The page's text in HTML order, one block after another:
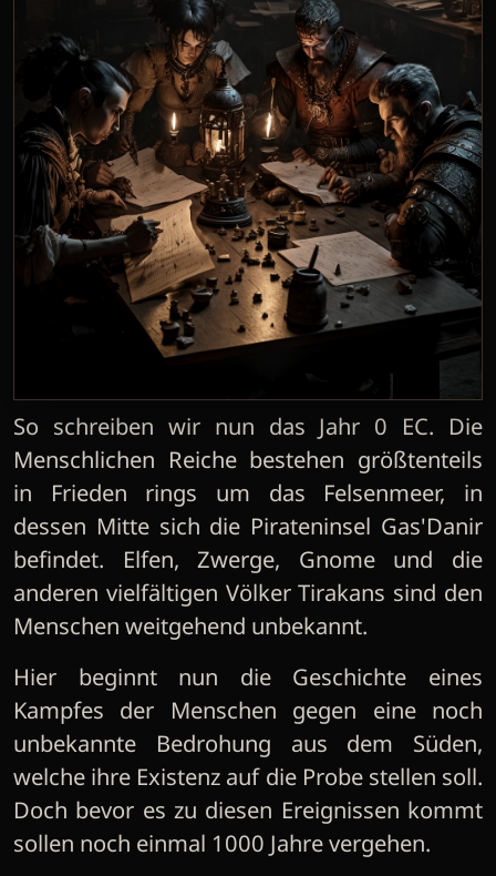
So schreiben wir nun das Jahr 0 EC. Die
Menschlichen Reiche bestehen größtenteils
in Frieden rings um das Felsenmeer, in
dessen Mitte sich die Pirateninsel Gas'Danir
befindet. Elfen, Zwerge, Gnome und die
anderen vielfältigen Völker Tirakans sind den
Menschen weitgehend unbekannt.
Hier beginnt nun die Geschichte eines
Kampfes der Menschen gegen eine noch
unbekannte Bedrohung aus dem Süden,
welche ihre Existenz auf die Probe stellen soll.
Doch bevor es zu diesen Ereignissen kommt
sollen noch einmal 1000 Jahre vergehen.